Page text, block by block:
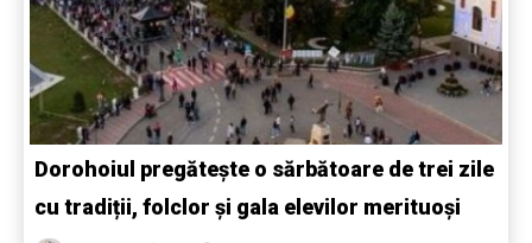
Dorohoiul pregătește o sărbătoare de trei zile
cu tradiții, folclor și gala elevilor merituoși